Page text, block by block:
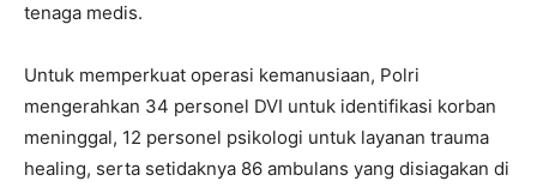
tenaga medis.
Untuk memperkuat operasi kemanusiaan, Polri
mengerahkan 34 personel DVI untuk identifikasi korban
meninggal, 12 personel psikologi untuk layanan trauma
healing, serta setidaknya 86 ambulans yang disiagakan di